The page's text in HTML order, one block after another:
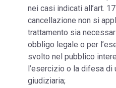
nei casi indicati all’art.
cancellazione non si
trattamento sia
obbligo legale o per
svolto nel pubblico
l’esercizio o la difesa di
giudiziaria;